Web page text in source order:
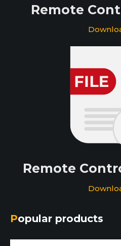
Remote
Remote
Popular products